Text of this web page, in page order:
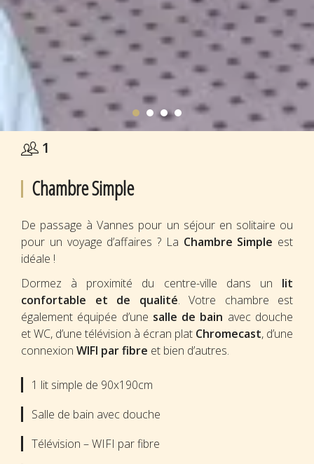
Chambre Simple
1
De passage à Vannes pour un séjour en solitaire ou
pour un voyage d’affaires ? La Chambre Simple est
idéale !
Dormez à proximité du centre-ville dans un lit
confortable et de qualité. Votre chambre est
également équipée d’une salle de bain avec douche
et WC, d’une télévision à écran plat Chromecast, d’une
connexion WIFI par fibre et bien d’autres.
1 lit simple de 90x190cm
Salle de bain avec douche
Télévision – WIFI par fibre